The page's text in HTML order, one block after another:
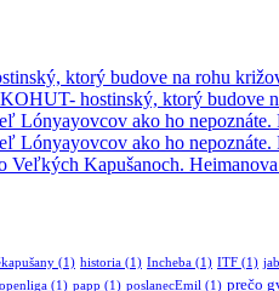
ktorý budove na rohu
hostinský, ktorý budove
Lónyayovcov ako ho
Lónyayovcov ako ho
Veľkých Kapušanoch.
(1) historia (1) Incheba (1) ITF (1)
openliga (1) papp (1) poslanecEmil (1) prečo